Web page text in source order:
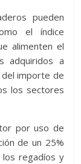
pueden
el índice
alimenten el
adquiridos a
importe de
los sectores
por uso de
de un 25%
regadíos y